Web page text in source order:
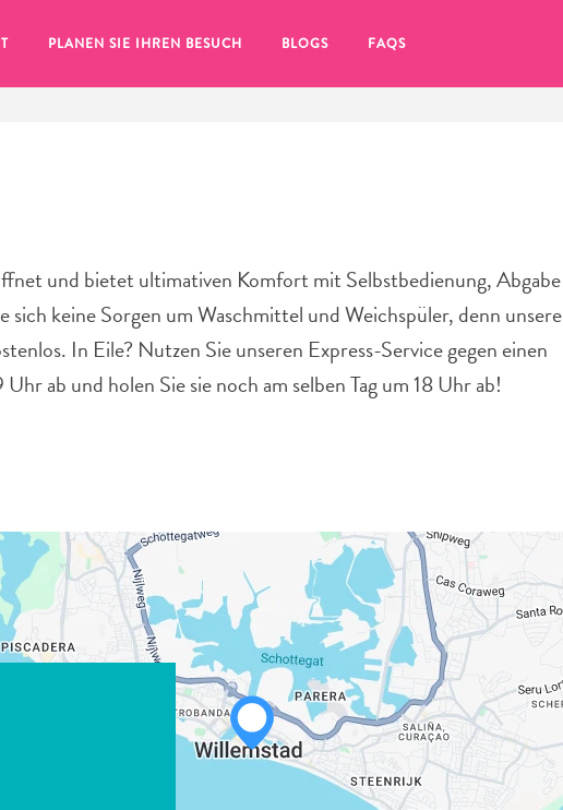
PLANEN SIE IHREN BESUCH BLOGS FAQS
und bietet ultimativen Komfort mit Selbstbedienung, Abgabe
keine Sorgen um Waschmittel und Weichspüler, denn unsere
In Eile? Nutzen Sie unseren Express-Service gegen einen
ab und holen Sie sie noch am selben Tag um 18 Uhr ab!